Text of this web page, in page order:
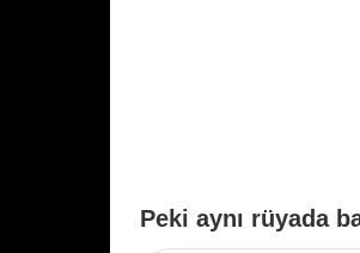
Peki aynı rüyada